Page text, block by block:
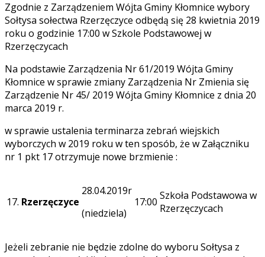
Zgodnie z Zarządzeniem Wójta Gminy Kłomnice wybory
Sołtysa sołectwa Rzerzęczyce odbędą się 28 kwietnia 2019
roku o godzinie 17:00 w Szkole Podstawowej w
Rzerzęczycach
Na podstawie Zarządzenia Nr 61/2019 Wójta Gminy
Kłomnice w sprawie zmiany Zarządzenia Nr Zmienia się
Zarządzenie Nr 45/ 2019 Wójta Gminy Kłomnice z dnia 20
marca 2019 r.
w sprawie ustalenia terminarza zebrań wiejskich
wyborczych w 2019 roku w ten sposób, że w Załączniku
nr 1 pkt 17 otrzymuje nowe brzmienie :
17. Rzerzęczyce
28.04.2019r
(niedziela)
17:00 Szkoła Podstawowa w
Rzerzęczycach
Jeżeli zebranie nie będzie zdolne do wyboru Sołtysa z